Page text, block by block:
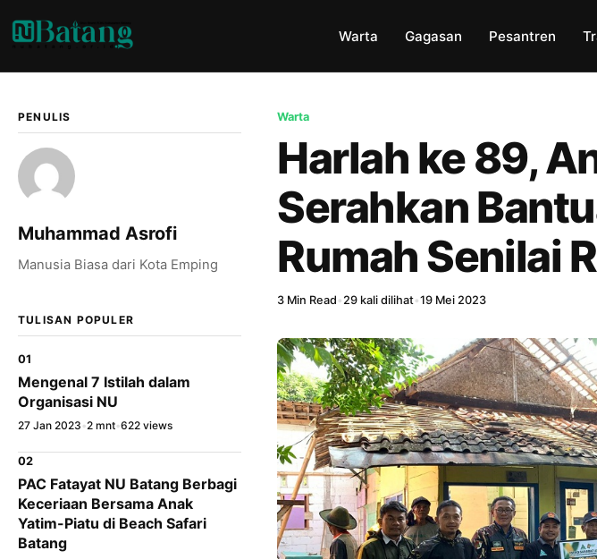
Warta Gagasan Pesantren
PENULIS
Muhammad Asrofi
Manusia Biasa dari Kota Emping
TULISAN POPULER
01
Mengenal 7 Istilah dalam
Organisasi NU
27 Jan 2023 •2 mnt•622 views
02
PAC Fatayat NU Batang Berbagi
Keceriaan Bersama Anak
Yatim-Piatu di Beach Safari
Batang
Warta
Harlah ke 89,
Serahkan
Rumah Senilai
3 Min Read •29 kali dilihat•19 Mei 2023